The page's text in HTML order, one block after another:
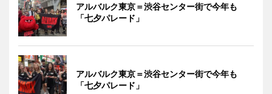
アルバルク東京＝渋谷センター街で今年も
「七夕パレード」
アルバルク東京＝渋谷センター街で今年も
「七夕パレード」